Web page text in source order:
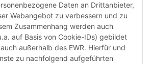
„6-
das
Daten an Drittanbieter,
Webangebot zu verbessern und zu
Zusammenhang werden auch
auf Basis von Cookie-IDs) gebildet
außerhalb des EWR. Hierfür und
zu nachfolgend aufgeführten